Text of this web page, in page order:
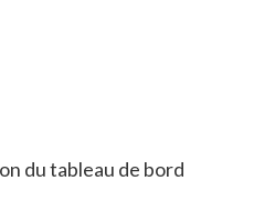
du tableau de bord